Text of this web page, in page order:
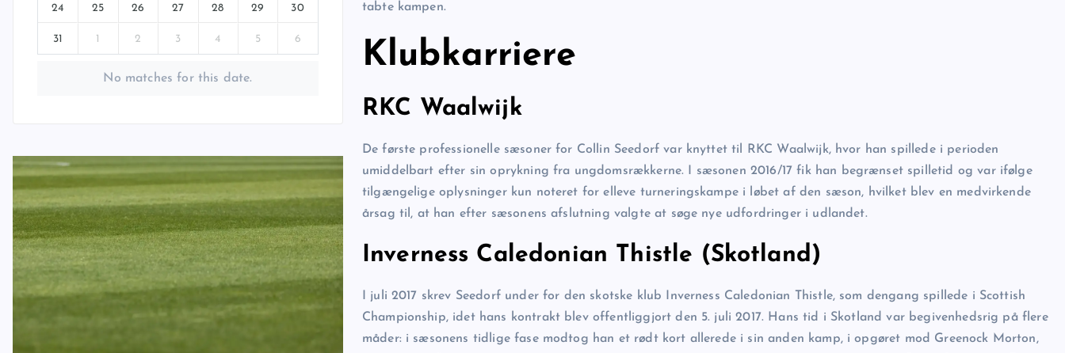
24 25 26 27 28 29 30
31 1 2 3 4 5 6
No matches for this date.
tabte kampen.
Klubkarriere
RKC Waalwijk
De første professionelle sæsoner for Collin Seedorf var knyttet til RKC Waalwijk, hvor han spillede i perioden
umiddelbart efter sin oprykning fra ungdomsrækkerne. I sæsonen 2016/17 fik han begrænset spilletid og var ifølge
tilgængelige oplysninger kun noteret for elleve turneringskampe i løbet af den sæson, hvilket blev en medvirkende
årsag til, at han efter sæsonens afslutning valgte at søge nye udfordringer i udlandet.
Inverness Caledonian Thistle (Skotland)
I juli 2017 skrev Seedorf under for den skotske klub Inverness Caledonian Thistle, som dengang spillede i Scottish
Championship, idet hans kontrakt blev offentliggjort den 5. juli 2017. Hans tid i Skotland var begivenhedsrig på flere
måder: i sæsonens tidlige fase modtog han et rødt kort allerede i sin anden kamp, i opgøret mod Greenock Morton,